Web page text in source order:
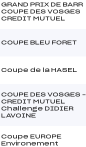
GRAND PRIX DE BARR
COUPE DES VOSGES
CREDIT MUTUEL
COUPE BLEU FORET
Coupe de la HASEL
COUPE DES VOSGES –
CREDIT MUTUEL
Challenge DIDIER
LAVOINE
Coupe EUROPE
Environement